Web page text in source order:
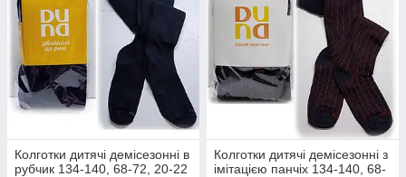
Колготки дитячі демісезонні в
рубчик 134-140, 68-72, 20-22
Колготки дитячі демісезонні з
імітацією панчіх 134-140, 68-